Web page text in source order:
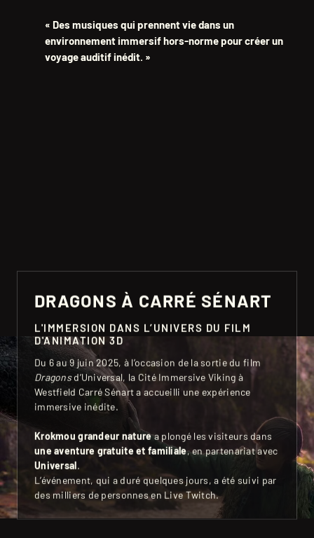
« Des musiques qui prennent vie dans un
environnement immersif hors-norme pour créer un
voyage auditif inédit. »
DRAGONS À CARRÉ SÉNART
L'IMMERSION DANS L’UNIVERS DU FILM
D'ANIMATION 3D
Du 6 au 9 juin 2025, à l’occasion de la sortie du film
Dragonsd’Universal, la Cité Immersive Viking à
Westfield Carré Sénart a accueilli une expérience
immersive inédite.
Krokmou grandeur naturea plongé les visiteurs dans
une aventure gratuite et familiale, en partenariat avec
Universal.
L’événement, qui a duré quelques jours, a été suivi par
des milliers de personnes en Live Twitch.